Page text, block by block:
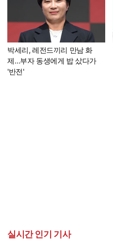
박세리, 레전드끼리 만남 화
제…부자 동생에게 밥 샀다가
'반전'
실시간 인기 기사